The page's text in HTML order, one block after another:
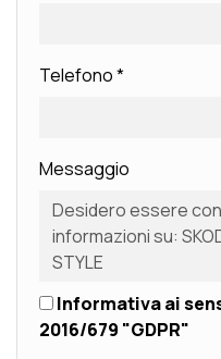
Telefono*
Messaggio
Informativa ai
2016/679 "GDPR"